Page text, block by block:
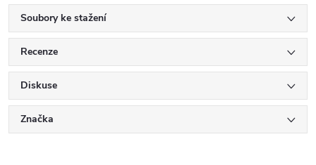
Soubory ke stažení
Recenze
Diskuse
Značka